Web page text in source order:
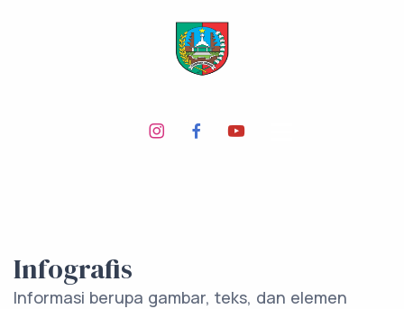
Infografis
Informasi berupa gambar, teks, dan elemen